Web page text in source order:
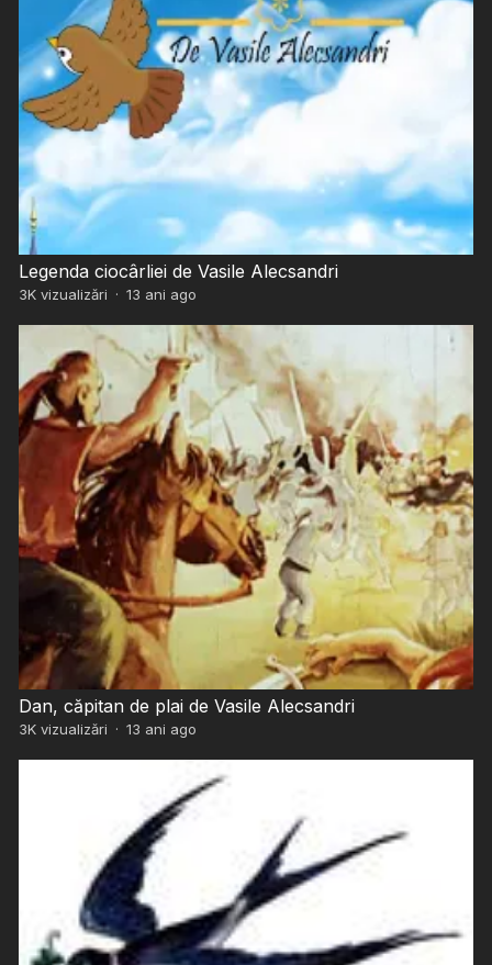
Legenda ciocârliei de Vasile Alecsandri
3Kvizualizări · 13 ani ago
Dan, căpitan de plai de Vasile Alecsandri
3Kvizualizări · 13 ani ago